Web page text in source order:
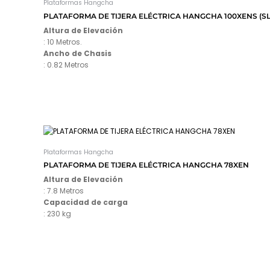
Plataformas Hangcha
PLATAFORMA DE TIJERA ELÉCTRICA HANGCHA 100XENS
Altura de Elevación
: 10 Metros.
Ancho de Chasis
: 0.82 Metros
Plataformas Hangcha
PLATAFORMA DE TIJERA ELÉCTRICA HANGCHA 78XEN
Altura de Elevación
: 7.8 Metros
Capacidad de carga
: 230 kg